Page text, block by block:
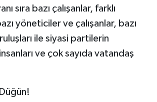
sıra bazı çalışanlar, farklı
yöneticiler ve çalışanlar, bazı
ile siyasi partilerin
ve çok sayıda vatandaş